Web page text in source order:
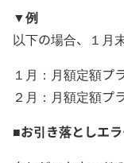
▼例
以下の場合、１月
１月：月額定額プ
２月：月額定額プ
■お引き落としエ